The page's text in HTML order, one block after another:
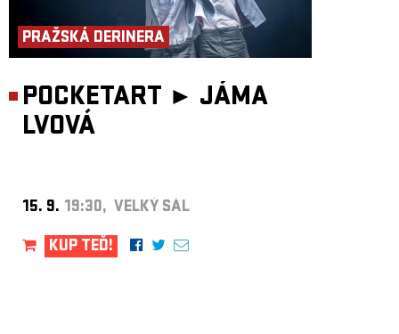
PRAŽSKÁ DERINERA
POCKETART ► JÁMA
LVOVÁ
15. 9. 19:30, VELKÝ SÁL
KUP TEĎ!